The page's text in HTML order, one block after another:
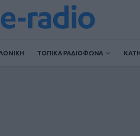
ΤΟΠΙΚΑ ΡΑΔΙΟΦΩΝΑ